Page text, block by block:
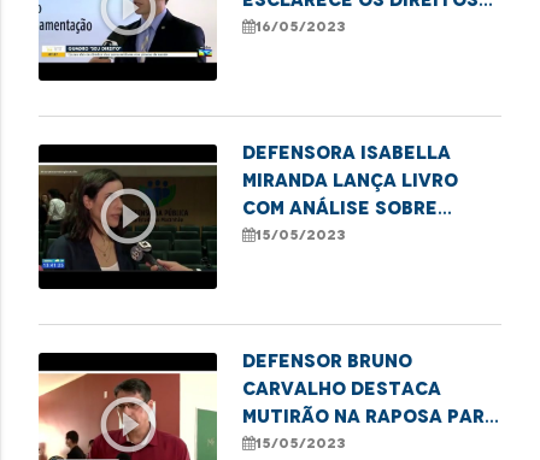
dos consumidores nos
16/05/2023
play_circle_outline
Defensora Isabella
Miranda lança livro
com análise sobre
mortes no Complexo
15/05/2023
play_circle_outline
Defensor Bruno
Carvalho destaca
mutirão na Raposa para
regularização de
15/05/2023